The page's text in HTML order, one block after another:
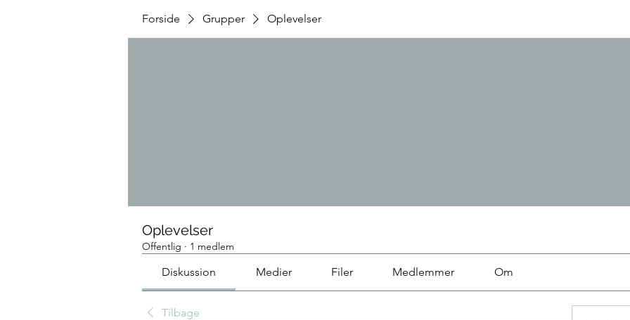
Forside Grupper Oplevelser
Oplevelser
Offentlig · 1 medlem
Diskussion Medier Filer Medlemmer Om
Tilbage